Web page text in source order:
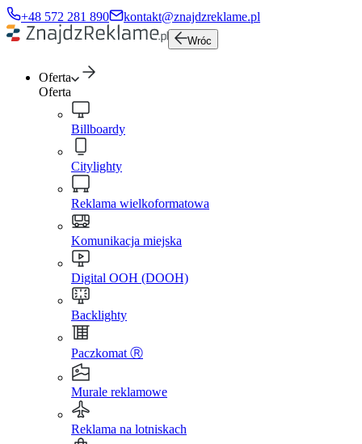
+48 572 281 890 kontakt@znajdzreklame.pl
Wróc
Oferta
Oferta
Billboardy
Citylighty
Reklama wielkoformatowa
Komunikacja miejska
Digital OOH (DOOH)
Backlighty
Paczkomat Ⓡ
Murale reklamowe
Reklama na lotniskach